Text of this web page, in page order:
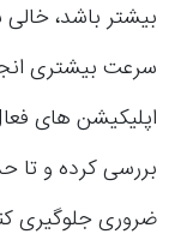
بیشتر باشد،
سرعت بیشتری
اپلیکیشن های
بررسی کرده و تا
ضروری جلوگیری